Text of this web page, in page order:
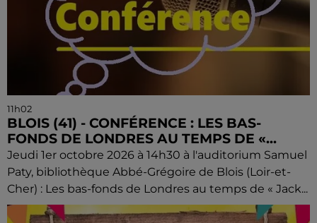
11h02
BLOIS (41) - CONFÉRENCE : LES BAS-
FONDS DE LONDRES AU TEMPS DE «...
Jeudi 1er octobre 2026 à 14h30 à l'auditorium Samuel
Paty, bibliothèque Abbé-Grégoire de Blois (Loir-et-
Cher) : Les bas-fonds de Londres au temps de « Jack...